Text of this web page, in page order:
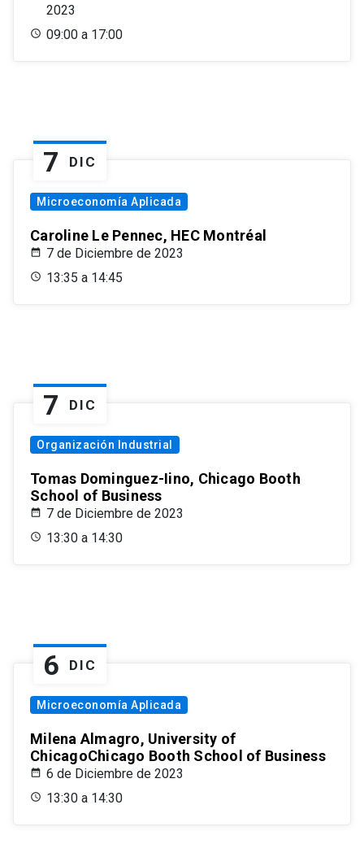
2023
09:00 a 17:00
7 DIC
Microeconomía Aplicada
Caroline Le Pennec, HEC Montréal
7 de Diciembre de 2023
13:35 a 14:45
7 DIC
Organización Industrial
Tomas Dominguez-Iino, Chicago Booth
School of Business
7 de Diciembre de 2023
13:30 a 14:30
6 DIC
Microeconomía Aplicada
Milena Almagro, University of
ChicagoChicago Booth School of Business
6 de Diciembre de 2023
13:30 a 14:30